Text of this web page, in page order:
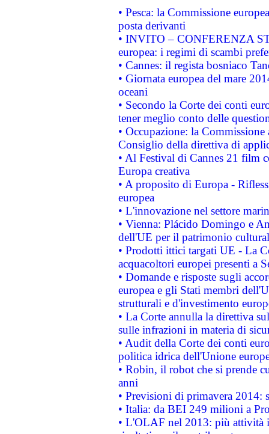
• Pesca: la Commissione
posta derivanti
• INVITO – CONFERENZA
europea: i regimi di scambi
• Cannes: il regista bosniaco
• Giornata europea del mare
oceani
• Secondo la Corte dei conti
tener meglio conto delle
• Occupazione: la
Consiglio della direttiva di
• Al Festival di Cannes 21 film
Europa creativa
• A proposito di Europa -
europea
• L'innovazione nel settore
• Vienna: Plácido Domingo e
dell'UE per il patrimonio
• Prodotti ittici targati UE - La
acquacoltori europei presenti a
• Domande e risposte sugli
europea e gli Stati membri
strutturali e d'investimento
• La Corte annulla la direttiva
sulle infrazioni in materia di
• Audit della Corte dei conti
politica idrica dell'Unione
• Robin, il robot che si prende
anni
• Previsioni di primavera 2014:
• Italia: da BEI 249 milioni a
• L'OLAF nel 2013: più attività